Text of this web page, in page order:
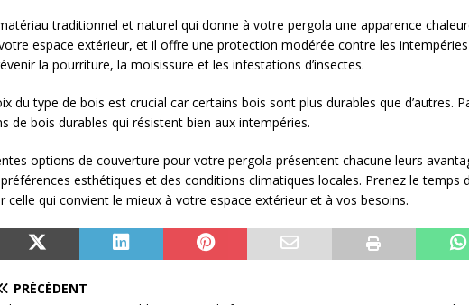
traditionnel et naturel qui donne à votre pergola une apparence
espace extérieur, et il offre une protection modérée contre les
la pourriture, la moisissure et les infestations d’insectes.
du type de bois est crucial car certains bois sont plus durables que d’autres.
de bois durables qui résistent bien aux intempéries.
options de couverture pour votre pergola présentent chacune leurs
esthétiques et des conditions climatiques locales. Prenez le
celle qui convient le mieux à votre espace extérieur et à vos besoins.
PRÉCÉDENT